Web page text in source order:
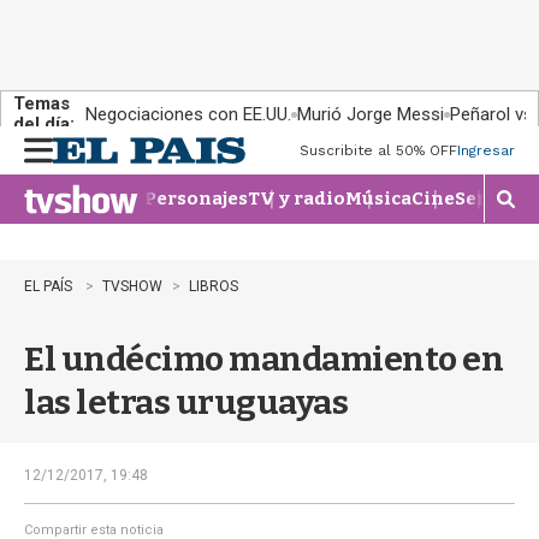
Temas
del día: Negociaciones con EE.UU. Murió Jorge Messi Peñarol
n
u
Suscribite al 50% OFFIngresar
PersonajesTV y radioMúsicaCineSeries
M
o
e
EL PAÍS TVSHOW LIBROS
El undécimo mandamiento en
las letras uruguayas
12/12/2017, 19:48
Compartir esta noticia